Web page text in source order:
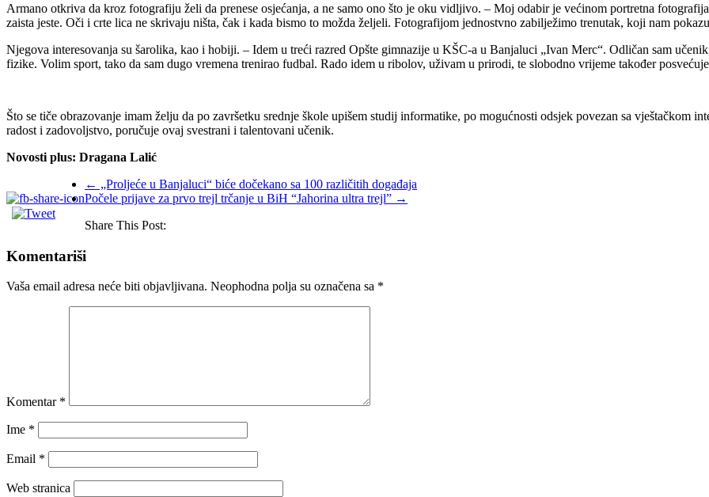
Armano otkriva da kroz fotografiju želi da prenese osjećanja, a ne samo ono što је оku vidljivo. – Moj odabir je većinom portretna
zaista jeste. Oči i crte lica ne skrivaju ništa, čak i kada bismo to možda željeli. Fotografijom jednostvno zabilježimo trenutak, koji nam
Njegova interesovanja su šarolika, kao i hobiji. – Idem u treći razred Opšte gimnazije u KŠC-a u Banjaluci „Ivan Merc“. Odličan sam
fizike. Volim sport, tako da sam dugo vremena trenirao fudbal. Rado idem u ribolov, uživam u prirodi, te slobodno vrijeme također
Što se tiče obrazovanje imam želju da po završetku srednje škole upišem studij informatike, po mogućnosti odsjek povezan sa vještačkom
radost i zadovoljstvo, poručuje ovaj svestrani i talentovani učenik.
Novosti plus: Dragana Lalić
← „Proljeće u Banjaluci“ biće dočekano sa 100 različitih događaja
Počele prijave za prvo trejl trčanje u BiH “Jahorina ultra trejl” →
Share This Post:
Komentariši
Vaša email adresa neće biti objavljivana. Neophodna polja su označena sa *
Komentar *
Ime *
Email *
Web stranica